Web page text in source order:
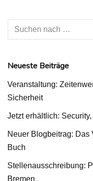
Neueste Beiträge
Veranstaltung:
Sicherheit
Jetzt erhältlich:
Neuer Blogbeitrag: Das
Buch
Stellenausschreibung:
Bremen